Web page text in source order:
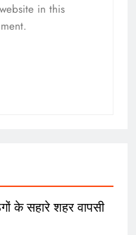
in this
के सहारे शहर वापसी